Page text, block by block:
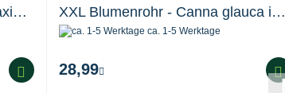
Wasserschwaden - Glyceria maxima variegata... XXL Blumenrohr - Canna glauca indica
ca. 1-5 Werktage
28,99